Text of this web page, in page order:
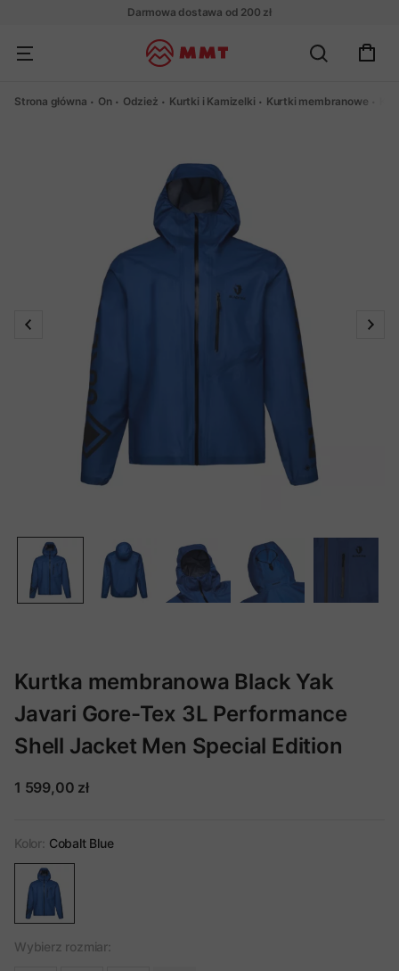
Darmowa dostawa od 200 zł
Strona główna On Odzież Kurtki i Kamizelki Kurtki membranowe
Kurtka membranowa Black Yak
Javari Gore-Tex 3L Performance
Shell Jacket Men Special Edition
1 599,00 zł
Kolor: Cobalt Blue
Wybierz rozmiar: